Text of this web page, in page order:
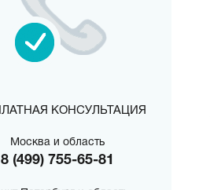
КОНСУЛЬТАЦИЯ
Москва и область
8 (499) 755-65-81